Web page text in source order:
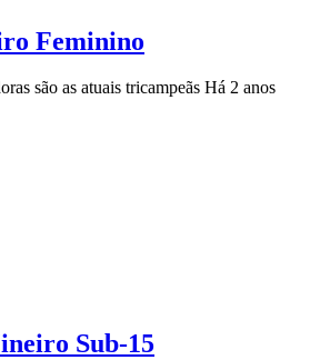
Feminino
são as atuais tricampeãs Há 2 anos
Sub-15